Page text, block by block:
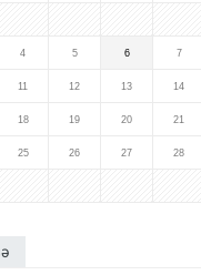
4 5 6 7
11 12 13 14
18 19 20 21
25 26 27 28